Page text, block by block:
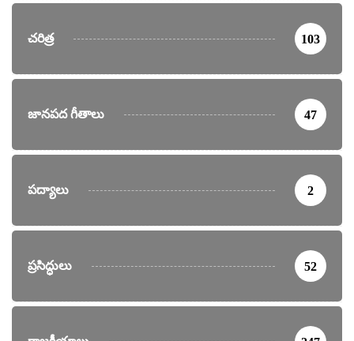
చరిత్ర 103
జానపద గీతాలు 47
పద్యాలు 2
ప్రసిద్ధులు 52